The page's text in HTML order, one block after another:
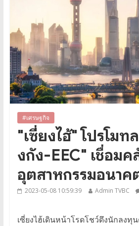
#เศรษฐกิจ
"เซี่ยงไฮ้" โปรโม
งกัง-EEC" เชื่อมค
อุตสาหกรรมอนาค
2023-05-08 10:59:39 Admin TVBC
เซี่ยงไฮ้เดินหน้าโรดโชว์ดึงนักลงทุ